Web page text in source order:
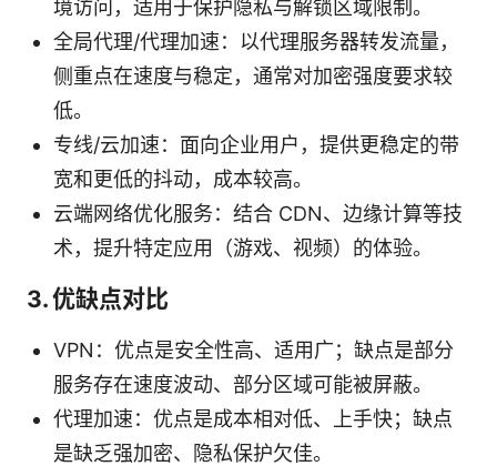
境访问，适用于保护隐私与解锁区域限制。
全局代理/代理加速：以代理服务器转发流量，
侧重点在速度与稳定，通常对加密强度要求较
低。
专线/云加速：面向企业用户，提供更稳定的带
宽和更低的抖动，成本较高。
云端网络优化服务：结合 CDN、边缘计算等技
术，提升特定应用（游戏、视频）的体验。
3. 优缺点对比
VPN：优点是安全性高、适用广；缺点是部分
服务存在速度波动、部分区域可能被屏蔽。
代理加速：优点是成本相对低、上手快；缺点
是缺乏强加密、隐私保护欠佳。